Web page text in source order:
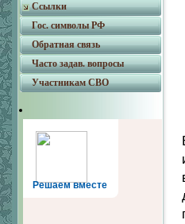
Ссылки
Гос. символы РФ
Обратная связь
Часто задав. вопросы
Участникам СВО
Решаем вместе